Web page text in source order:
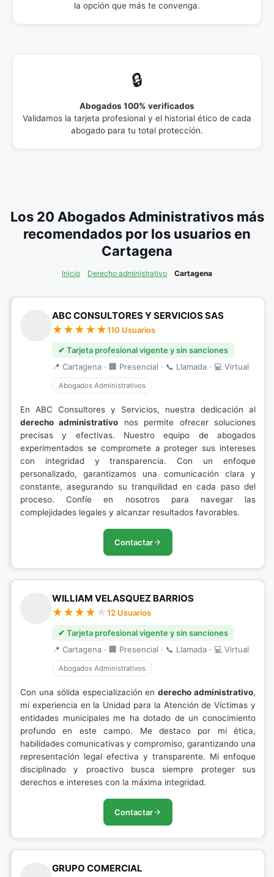
la opción que más te convenga.
🔒
Abogados 100% verificados
Validamos la tarjeta profesional y el historial ético de cada
abogado para tu total protección.
Los 20 Abogados Administrativos más
recomendados por los usuarios en
Cartagena
Inicio Derecho administrativo Cartagena
ABC CONSULTORES Y SERVICIOS SAS
110 Usuarios
✔ Tarjeta profesional vigente y sin sanciones
📍 Cartagena · 🏢 Presencial · 📞 Llamada · 💻 Virtual
Abogados Administrativos
En ABC Consultores y Servicios, nuestra dedicación al
derecho administrativo nos permite ofrecer soluciones
precisas y efectivas. Nuestro equipo de abogados
experimentados se compromete a proteger sus intereses
con integridad y transparencia. Con un enfoque
personalizado, garantizamos una comunicación clara y
constante, asegurando su tranquilidad en cada paso del
proceso. Confíe en nosotros para navegar las
complejidades legales y alcanzar resultados favorables.
Contactar
WILLIAM VELASQUEZ BARRIOS
12 Usuarios
✔ Tarjeta profesional vigente y sin sanciones
📍 Cartagena · 🏢 Presencial · 📞 Llamada · 💻 Virtual
Abogados Administrativos
Con una sólida especialización enderecho administrativo,
mi experiencia en la Unidad para la Atención de Víctimas y
entidades municipales me ha dotado de un conocimiento
profundo en este campo. Me destaco por mi ética,
habilidades comunicativas y compromiso, garantizando una
representación legal efectiva y transparente. Mi enfoque
disciplinado y proactivo busca siempre proteger sus
derechos e intereses con la máxima integridad.
Contactar
GRUPO COMERCIAL